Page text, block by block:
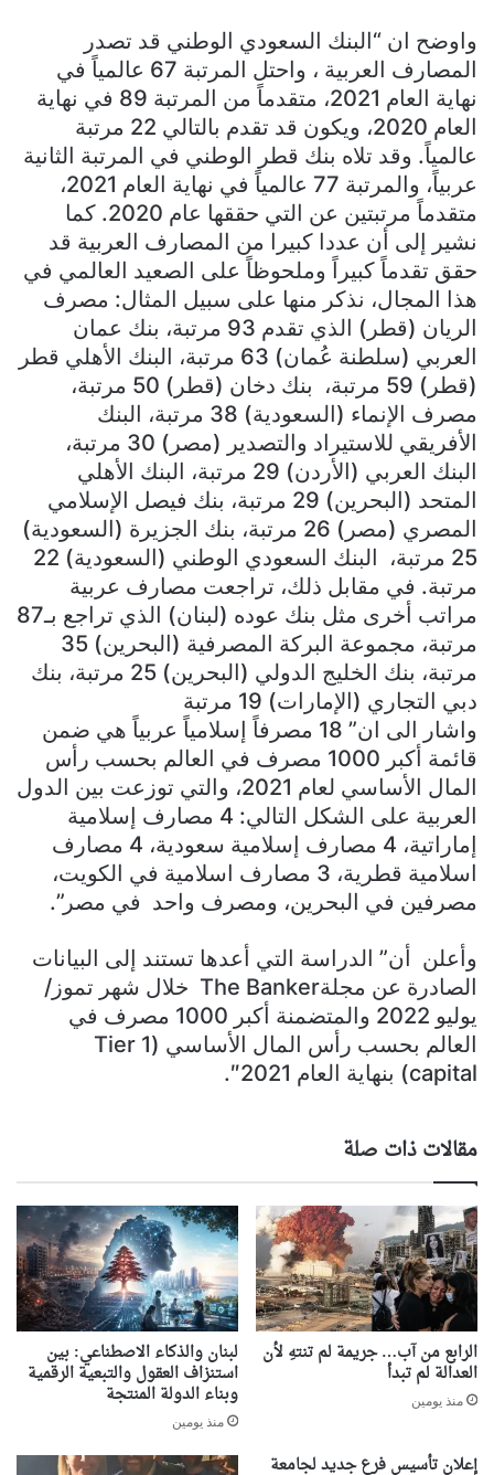
واوضح ان “البنك السعودي الوطني قد تصدر
المصارف العربية ، واحتل المرتبة 67 عالمياً في
نهاية العام 2021، متقدماً من المرتبة 89 في نهاية
العام 2020، ويكون قد تقدم بالتالي 22 مرتبة
عالمياً. وقد تلاه بنك قطر الوطني في المرتبة الثانية
عربياً، والمرتبة 77 عالمياً في نهاية العام 2021،
متقدماً مرتبتين عن التي حققها عام 2020. كما
نشير إلى أن عددا كبيرا من المصارف العربية قد
حقق تقدماً كبيراً وملحوظاً على الصعيد العالمي في
هذا المجال، نذكر منها على سبيل المثال: مصرف
الريان (قطر) الذي تقدم 93 مرتبة، بنك عمان
العربي (سلطنة عُمان) 63 مرتبة، البنك الأهلي قطر
(قطر) 59 مرتبة، بنك دخان (قطر) 50 مرتبة،
مصرف الإنماء (السعودية) 38 مرتبة، البنك
الأفريقي للاستيراد والتصدير (مصر) 30 مرتبة،
البنك العربي (الأردن) 29 مرتبة، البنك الأهلي
المتحد (البحرين) 29 مرتبة، بنك فيصل الإسلامي
المصري (مصر) 26 مرتبة، بنك الجزيرة (السعودية)
25 مرتبة، البنك السعودي الوطني (السعودية) 22
مرتبة. في مقابل ذلك، تراجعت مصارف عربية
مراتب أخرى مثل بنك عوده (لبنان) الذي تراجع بـ87
مرتبة، مجموعة البركة المصرفية (البحرين) 35
مرتبة، بنك الخليج الدولي (البحرين) 25 مرتبة، بنك
دبي التجاري (الإمارات) 19 مرتبة
واشار الى ان” 18 مصرفاً إسلامياً عربياً هي ضمن
قائمة أكبر 1000 مصرف في العالم بحسب رأس
المال الأساسي لعام 2021، والتي توزعت بين الدول
العربية على الشكل التالي: 4 مصارف إسلامية
إماراتية، 4 مصارف إسلامية سعودية، 4 مصارف
اسلامية قطرية، 3 مصارف اسلامية في الكويت،
مصرفين في البحرين، ومصرف واحد في مصر”.
وأعلن أن” الدراسة التي أعدها تستند إلى البيانات
الصادرة عن مجلةThe Banker خلال شهر تموز/
يوليو 2022 والمتضمنة أكبر 1000 مصرف في
العالم بحسب رأس المال الأساسي (Tier 1
capital) بنهاية العام 2021″.
مقالات ذات صلة
الرابع من آب… جريمة لم تنتهِ لأن
العدالة لم تبدأ
منذ يومين
لبنان والذكاء الاصطناعي: بين
استنزاف العقول والتبعية الرقمية
وبناء الدولة المنتجة
منذ يومين
إعلان تأسيس فرع جديد لجامعة